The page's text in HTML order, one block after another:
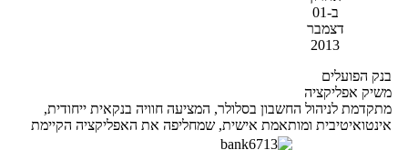
ב-01
דצמבר
2013
בנק הפועלים
משיק אפליקציה
מתקדמת לניהול החשבון בסלולר, המציעה חוויה בנקאית ייחודית,
אינטואיטיבית ומותאמת אישית, שמחליפה את האפליקציה הקיימת